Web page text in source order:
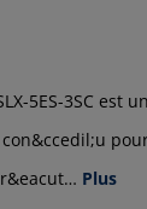
5ES-3SC est
Plus